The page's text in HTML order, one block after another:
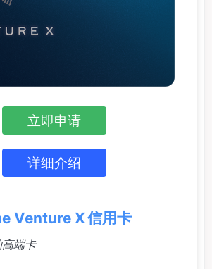
立即申请
详细介绍
Venture X 信用卡
端卡